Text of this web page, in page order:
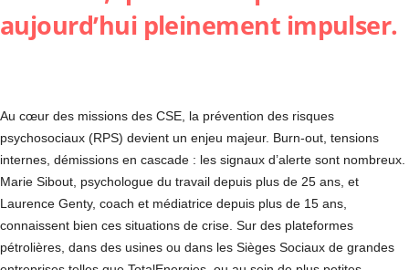
aujourd’hui pleinement impulser.
Au cœur des missions des CSE, la prévention des risques
psychosociaux (RPS) devient un enjeu majeur. Burn-out, tensions
internes, démissions en cascade : les signaux d’alerte sont nombreux.
Marie Sibout, psychologue du travail depuis plus de 25 ans, et
Laurence Genty, coach et médiatrice depuis plus de 15 ans,
connaissent bien ces situations de crise. Sur des plateformes
pétrolières, dans des usines ou dans les Sièges Sociaux de grandes